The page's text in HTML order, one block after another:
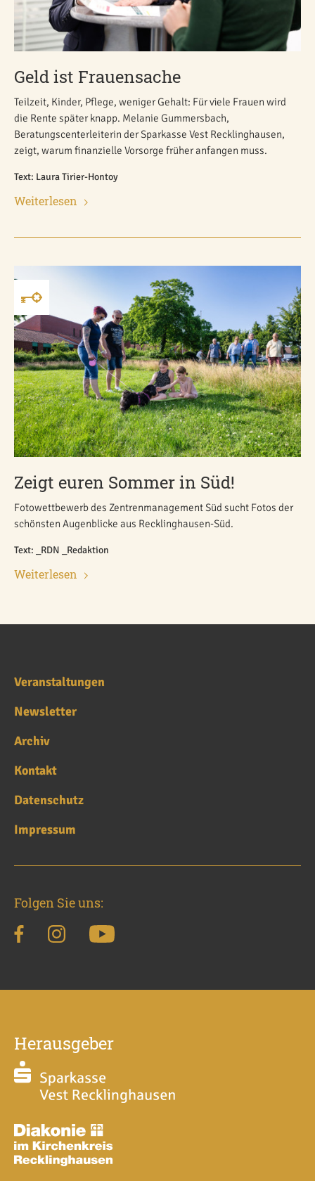
Geld ist Frauensache
Teilzeit, Kinder, Pflege, weniger Gehalt: Für viele Frauen wird
die Rente später knapp. Melanie Gummersbach,
Beratungscenterleiterin der Sparkasse Vest Recklinghausen,
zeigt, warum finanzielle Vorsorge früher anfangen muss.
Text: Laura Tirier-Hontoy
Weiterlesen
Zeigt euren Sommer in Süd!
Fotowettbewerb des Zentrenmanagement Süd sucht Fotos der
schönsten Augenblicke aus Recklinghausen-Süd.
Text: _RDN _Redaktion
Weiterlesen
Veranstaltungen
Newsletter
Archiv
Kontakt
Datenschutz
Impressum
Folgen Sie uns:
Herausgeber